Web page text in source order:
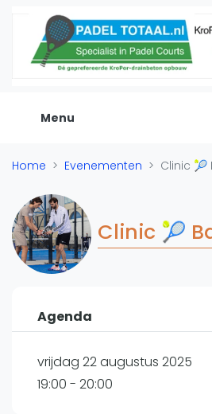
Menu
De Padel Gids
Alle padel locaties
Organisatie
Banenbouwers
Overige categorien
Reserveringssystemen
Padelscholen
Toevoegen data
Padel
Nieuws
Blog artikelen
Home Evenementen Clinic
Clinic 🎾
Agenda
vrijdag 22 augustus 2025
19:00 - 20:00